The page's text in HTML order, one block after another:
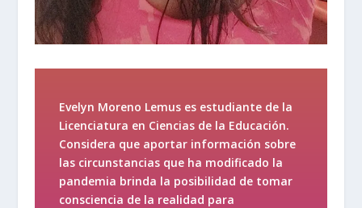
Evelyn Moreno Lemus es estudiante de la
Licenciatura en Ciencias de la Educación.
Considera que aportar información sobre
las circunstancias que ha modificado la
pandemia brinda la posibilidad de tomar
consciencia de la realidad para